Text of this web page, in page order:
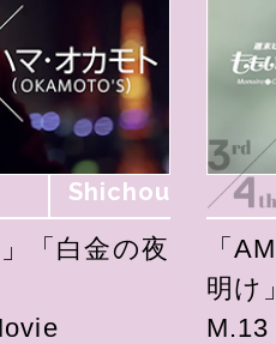
Shichou
「白金の夜
「
明け